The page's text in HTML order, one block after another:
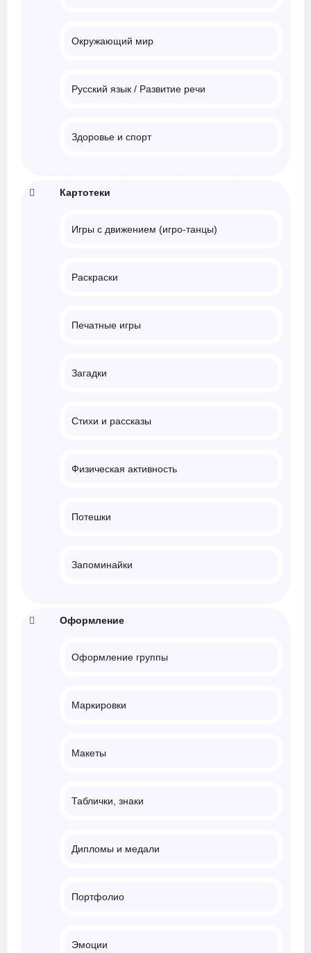
Окружающий мир
Русский язык / Развитие речи
Здоровье и спорт
Картотеки
Игры с движением (игро-танцы)
Раскраски
Печатные игры
Загадки
Стихи и рассказы
Физическая активность
Потешки
Запоминайки
Оформление
Оформление группы
Маркировки
Макеты
Таблички, знаки
Дипломы и медали
Портфолио
Эмоции